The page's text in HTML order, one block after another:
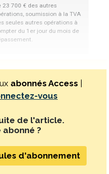
23 700 € des autres
soumission à la TVA
seules autres opérations à
du 1er jour du mois de
abonnés Access
vous
de l'article.
abonné ?
d'abonnement